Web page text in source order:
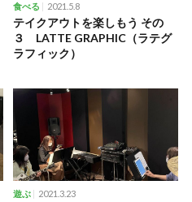
食べる 2021.5.8
テイクアウトを楽しもう その
３ LATTE GRAPHIC（ラテグ
ラフィック）
遊ぶ 2021.3.23